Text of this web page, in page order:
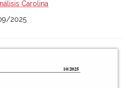
Carolina
2025